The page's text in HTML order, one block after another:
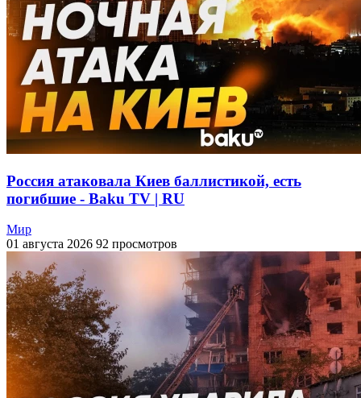
Россия атаковала Киев баллистикой, есть
погибшие - Baku TV | RU
Мир
01 августа 2026 92 просмотров